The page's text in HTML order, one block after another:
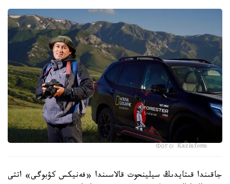
Фото: Kazinform
جاقىندا قىتايدىڭ سيلينحوت قالاسىندا «فەنيكس كۋبوگى» اتتى